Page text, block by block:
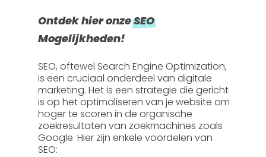
Ontdek hier onzeSEO
Mogelijkheden!
SEO, oftewel Search Engine Optimization,
is een cruciaal onderdeel van digitale
marketing. Het is een strategie die gericht
is op het optimaliseren van je website om
hoger te scoren in de organische
zoekresultaten van zoekmachines zoals
Google. Hier zijn enkele voordelen van
SEO: